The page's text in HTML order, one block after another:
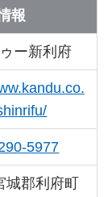
報
ー新利府
5977
郡利府町